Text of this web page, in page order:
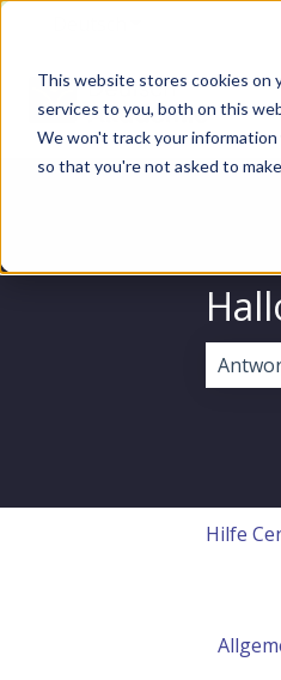
This website stores cookies on
services to you, both on this
We won't track your
so that you're not asked to
Hilfe